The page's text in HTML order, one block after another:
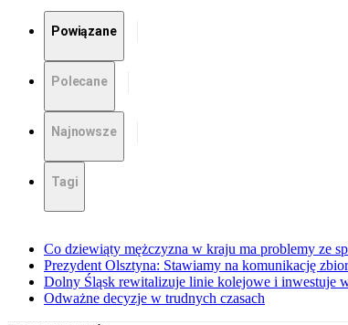
Powiązane
Polecane
Najnowsze
Tagi
Co dziewiąty mężczyzna w kraju ma problemy ze
Prezydent Olsztyna: Stawiamy na komunikację
Dolny Śląsk rewitalizuje linie kolejowe i inwestuje
Odważne decyzje w trudnych czasach